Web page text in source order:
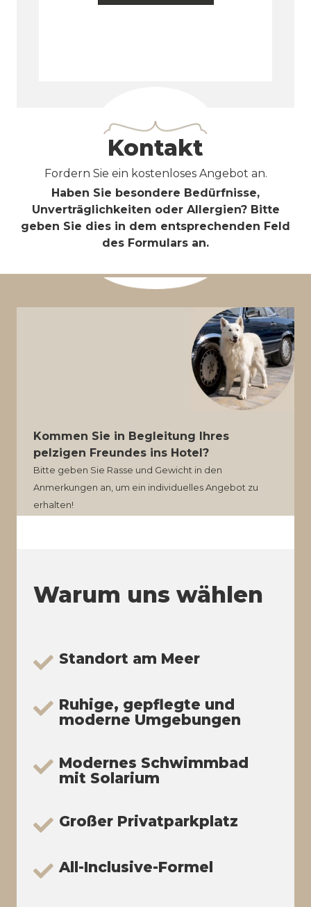
Kontakt
Fordern Sie ein kostenloses Angebot an.
Haben Sie besondere Bedürfnisse,
Unverträglichkeiten oder Allergien? Bitte
geben Sie dies in dem entsprechenden Feld
des Formulars an.
Kommen Sie in Begleitung Ihres
pelzigen Freundes ins Hotel?
Bitte geben Sie Rasse und Gewicht in den
Anmerkungen an, um ein individuelles Angebot zu
erhalten!
Warum uns wählen
Standort am Meer
Ruhige, gepflegte und
moderne Umgebungen
Modernes Schwimmbad
mit Solarium
Großer Privatparkplatz
All-Inclusive-Formel